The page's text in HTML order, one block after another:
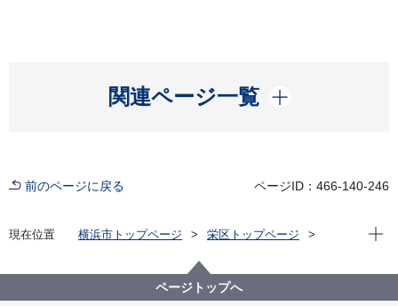
関連ページ一覧
開く
前のページに戻る ページID：466-140-246
現在位置 横浜市トップページ
栄区トップページ
障害福祉に関する栄区からのお知らせ
栄区障害福祉事業所の「タッチーくん」自主製品のご
紹介
現在
ページトップへ